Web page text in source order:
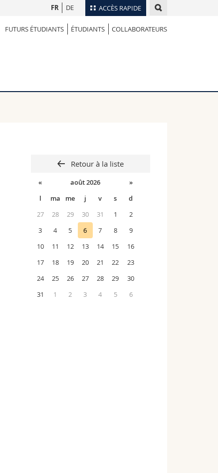
ACCÈS RAPIDE
Annuaire du personnel
Programme des cours
FR DE
FUTURS ÉTUDIANTS ÉTUDIANTS COLLABORATEURS
Retour à la liste
« août 2026
»
l
ma me j v s
d
27
28 29 30 31 1
2
3
4 5 6 7 8
9
10
11 12 13 14 15
16
17
18 19 20 21 22
23
24
25 26 27 28 29
30
31
1 2 3 4 5 6